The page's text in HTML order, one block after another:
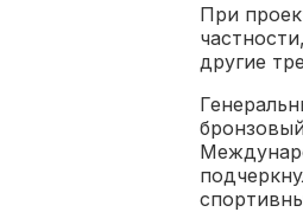
При
другие